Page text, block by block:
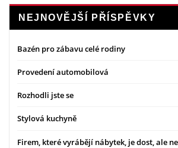
NEJNOVĚJŠÍ PŘÍSPĚVKY
Bazén pro zábavu celé rodiny
Provedení automobilová
Rozhodli jste se
Stylová kuchyně
Firem, které vyrábějí nábytek, je dost, ale